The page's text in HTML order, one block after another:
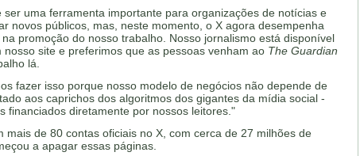
ser uma ferramenta importante para organizações de notícias e
novos públicos, mas, neste momento, o X agora desempenha
promoção do nosso trabalho. Nosso jornalismo está disponível
nosso site e preferimos que as pessoas venham ao The Guardian
lá.
fazer isso porque nosso modelo de negócios não depende de
aos caprichos dos algoritmos dos gigantes da mídia social -
financiados diretamente por nossos leitores."
mais de 80 contas oficiais no X, com cerca de 27 milhões de
a apagar essas páginas.